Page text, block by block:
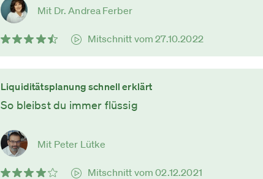
Mit Dr. Andrea Ferber
Mitschnitt vom 27.10.2022
Liquiditätsplanung schnell erklärt
So bleibst du immer flüssig
Mit Peter Lütke
Mitschnitt vom 02.12.2021